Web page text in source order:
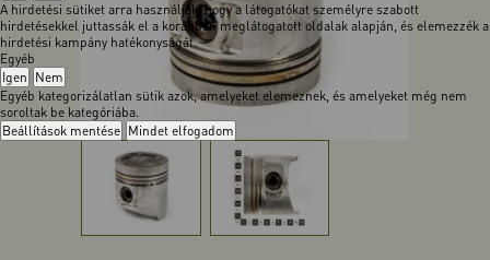
A hirdetési sütiket arra használják, hogy a látogatókat személyre szabott
hirdetésekkel juttassák el a korábban meglátogatott oldalak alapján, és elemezzék a
hirdetési kampány hatékonyságát.
Egyéb
Igen Nem
Egyéb kategorizálatlan sütik azok, amelyeket elemeznek, és amelyeket még nem
soroltak be kategóriába.
Beállítások mentése Mindet elfogadom